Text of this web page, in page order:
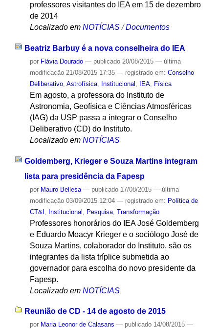
professores visitantes do IEA em 15 de dezembro
de 2014
Localizado em NOTÍCIAS /Documentos
Beatriz Barbuy é a nova conselheira do IEA
por Flávia Dourado — publicado20/08/2015 — última
modificação21/08/2015 17:35 — registrado em: Conselho
Deliberativo, Astrofísica, Institucional IEA, Física
Em agosto, a professora do Instituto de
Astronomia, Geofísica e Ciências Atmosféricas
(IAG) da USP passa a integrar o Conselho
Deliberativo (CD) do Instituto.
Localizado em NOTÍCIAS
Goldemberg, Krieger e Souza Martins integram
lista para presidência da Fapesp
por Mauro Bellesa — publicado17/08/2015 — última
modificação03/09/2015 12:04 — registrado em: Política de
CT&I
Institucional Pesquisa, Transformação
Professores honorários do IEA José Goldemberg
e Eduardo Moacyr Krieger e o sociólogo José de
Souza Martins, colaborador do Instituto, são os
integrantes da lista tríplice submetida ao
governador para escolha do novo presidente da
Fapesp.
Localizado em NOTÍCIAS
Reunião de CD - 14 de agosto de 2015
por Maria Leonor de Calasans — publicado14/08/2015 —